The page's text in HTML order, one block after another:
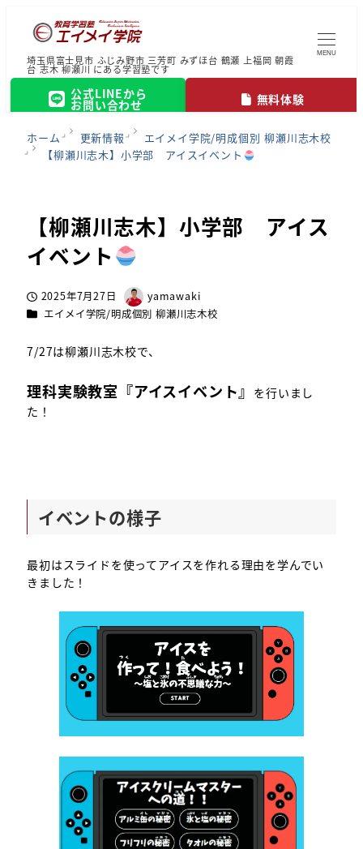
埼玉県富士見市 ふじみ野市 三芳町 みずほ台 鶴瀬 上福岡 朝霞
台 志木 柳瀬川 にある学習塾です
公式LINEから
お問い合わせ 無料体験
MENU
ホーム 更新情報
エイメイ学院/明成個別 柳瀬川志木校
【柳瀬川志木】小学部 アイスイベント
【柳瀬川志木】小学部 アイス
イベント
投稿日2025年7月27日
著
者
yamawaki
カテゴリー
エイメイ学院/明成個別 柳瀬川志木校
7/27は柳瀬川志木校で、
理科実験教室『アイスイベント』 を行いまし
た！
イベントの様子
最初はスライドを使ってアイスを作れる理由を学んでい
きました！